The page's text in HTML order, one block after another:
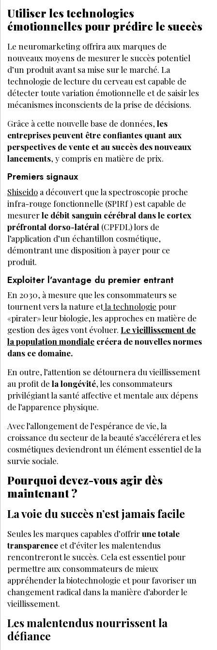
Utiliser les technologies
émotionnelles pour prédire le succès
Le neuromarketing offrira aux marques de
nouveaux moyens de mesurer le succès potentiel
d’un produit avant sa mise sur le marché. La
technologie de lecture du cerveau est capable de
détecter toute variation émotionnelle et de saisir les
mécanismes inconscients de la prise de décisions.
Grâce à cette nouvelle base de données, les
entreprises peuvent être confiantes quant aux
perspectives de vente et au succès des nouveaux
lancements, y compris en matière de prix.
Premiers signaux
Shiseido a découvert que la spectroscopie proche
infra-rouge fonctionnelle (SPIRf ) est capable de
mesurerle débit sanguin cérébral dans le cortex
préfrontal dorso-latéral (CPFDL) lors de
l’application d’un échantillon cosmétique,
démontrant une disposition à payer pour ce
produit.
Exploiter l’avantage du premier entrant
En 2030, à mesure que les consommateurs se
tournent vers la nature etla technologie pour
«pirater» leur biologie, les approches en matière de
gestion des âges vont évoluer. Le vieillissement de
la population mondiale créera de nouvelles normes
dans ce domaine.
En outre, l’attention se détournera du vieillissement
au profit de la longévité, les consommateurs
privilégiant la santé affective et mentale aux dépens
de l’apparence physique.
Avec l’allongement de l’espérance de vie, la
croissance du secteur de la beauté s’accélérera et les
cosmétiques deviendront un élément essentiel de la
survie sociale.
Pourquoi devez-vous agir dès
maintenant ?
La voie du succès n’est jamais facile
Seules les marques capables d’offrirune totale
transparence et d’éviter les malentendus
rencontreront le succès. Cela est essentiel pour
permettre aux consommateurs de mieux
appréhender la biotechnologie et pour favoriser un
changement radical dans la manière d’aborder le
vieillissement.
Les malentendus nourrissent la
défiance